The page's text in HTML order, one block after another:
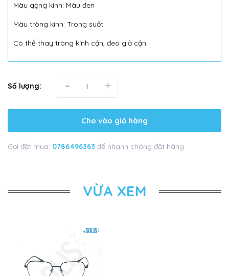
Màu gọng kính: Màu đen
Màu tròng kính: Trong suốt
Có thể thay tròng kính cận, đeo giả cận
Số lượng: - +
Cho vào giỏ hàng
Gọi đặt mua: 0786496363 để nhanh chóng đặt hàng
VỪA XEM